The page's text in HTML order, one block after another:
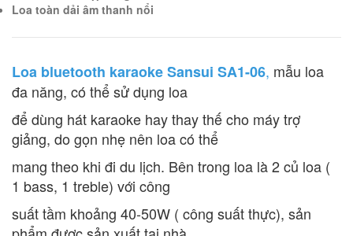
Loa toàn dải âm thanh nổi
Loa bluetooth karaoke Sansui SA1-06, mẫu loa
đa năng, có thể sử dụng loa
để dùng hát karaoke hay thay thế cho máy trợ
giảng, do gọn nhẹ nên loa có thể
mang theo khi đi du lịch. Bên trong loa là 2 củ loa (
1 bass, 1 treble) với công
suất tầm khoảng 40-50W ( công suất thực), sản